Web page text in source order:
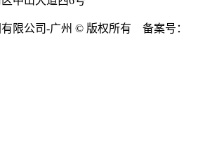
限公司-广州 © 版权所有 备案号：